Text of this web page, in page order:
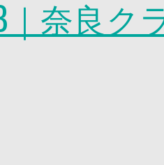
「volundeer」
ドライン
良